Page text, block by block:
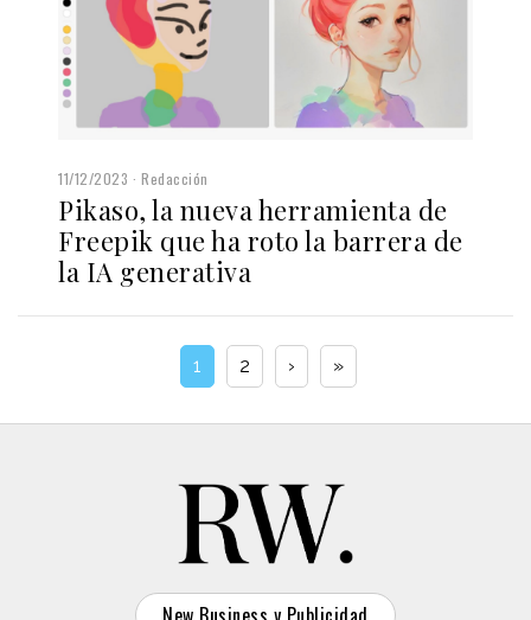
11/12/2023 Redacción
Pikaso, la nueva herramienta de
Freepik que ha roto la barrera de
la IA generativa
1 2 › »